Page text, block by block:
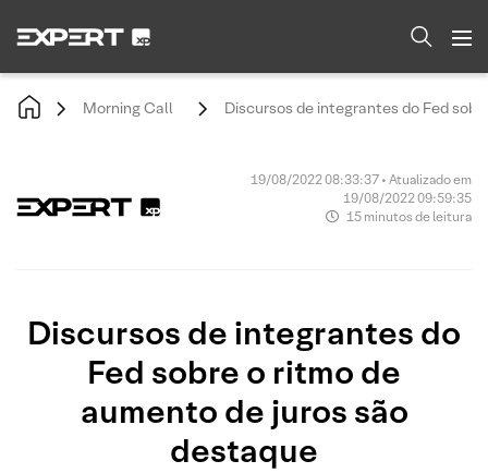
Morning Call Discursos de integrantes do Fed
19/08/2022 08:33:37 • Atualizado em
19/08/2022 09:59:35
15 minutos de leitura
Discursos de integrantes do
Fed sobre o ritmo de
aumento de juros são
destaque